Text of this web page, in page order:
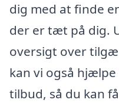
dig med at finde
der er tæt på dig.
oversigt over
kan vi også
tilbud, så du kan